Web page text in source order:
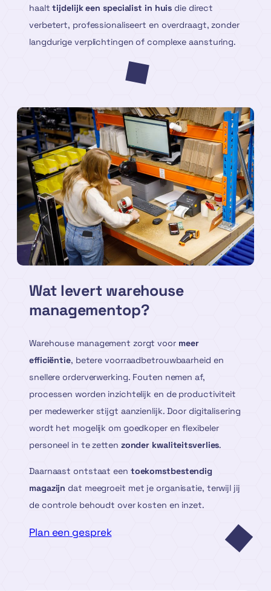
haalttijdelijk een specialist in huis die direct
verbetert, professionaliseert en overdraagt, zonder
langdurige verplichtingen of complexe aansturing.
Wat levert warehouse
managementop?
Warehouse management zorgt voor meer
efficiëntie, betere voorraadbetrouwbaarheid en
snellere orderverwerking. Fouten nemen af,
processen worden inzichtelijk en de productiviteit
per medewerker stijgt aanzienlijk. Door digitalisering
wordt het mogelijk om goedkoper en flexibeler
personeel in te zetten zonder kwaliteitsverlies.
Daarnaast ontstaat een toekomstbestendig
magazijndat meegroeit met je organisatie, terwijl jij
de controle behoudt over kosten en inzet.
Plan een gesprek